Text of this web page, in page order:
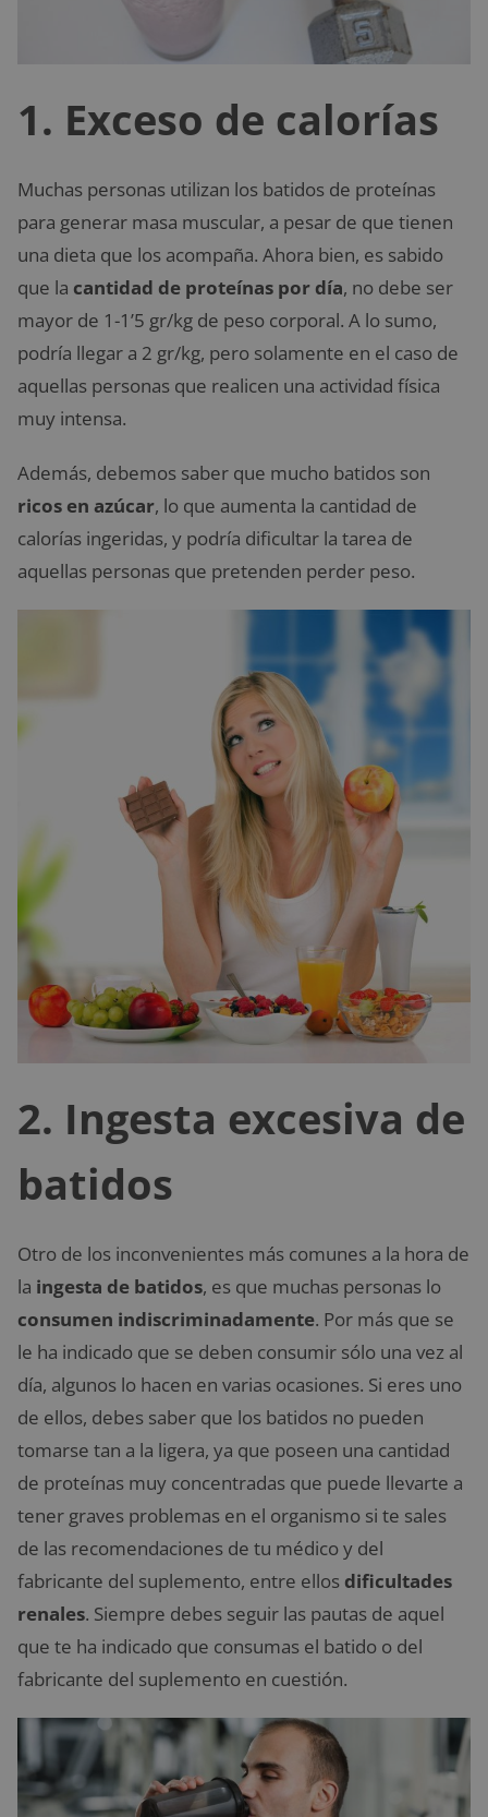
1. Exceso de calorías
Muchas personas utilizan los batidos de proteínas
para generar masa muscular, a pesar de que tienen
una dieta que los acompaña. Ahora bien, es sabido
que la cantidad de proteínas por día, no debe ser
mayor de 1-1’5 gr/kg de peso corporal. A lo sumo,
podría llegar a 2 gr/kg, pero solamente en el caso de
aquellas personas que realicen una actividad física
muy intensa.
Además, debemos saber que mucho batidos son
ricos en azúcar, lo que aumenta la cantidad de
calorías ingeridas, y podría dificultar la tarea de
aquellas personas que pretenden perder peso.
2. Ingesta excesiva de
batidos
Otro de los inconvenientes más comunes a la hora de
la ingesta de batidos, es que muchas personas lo
consumen indiscriminadamente. Por más que se
le ha indicado que se deben consumir sólo una vez al
día, algunos lo hacen en varias ocasiones. Si eres uno
de ellos, debes saber que los batidos no pueden
tomarse tan a la ligera, ya que poseen una cantidad
de proteínas muy concentradas que puede llevarte a
tener graves problemas en el organismo si te sales
de las recomendaciones de tu médico y del
fabricante del suplemento, entre ellos dificultades
renales. Siempre debes seguir las pautas de aquel
que te ha indicado que consumas el batido o del
fabricante del suplemento en cuestión.